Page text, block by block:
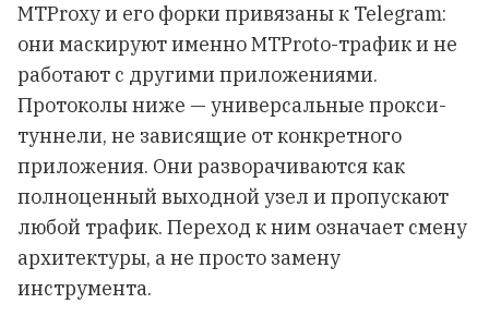
MTProxy и его форки привязаны к Telegram:
они маскируют именно MTProto-трафик и не
работают с другими приложениями.
Протоколы ниже — универсальные прокси-
туннели, не зависящие от конкретного
приложения. Они разворачиваются как
полноценный выходной узел и пропускают
любой трафик. Переход к ним означает смену
архитектуры, а не просто замену
инструмента.